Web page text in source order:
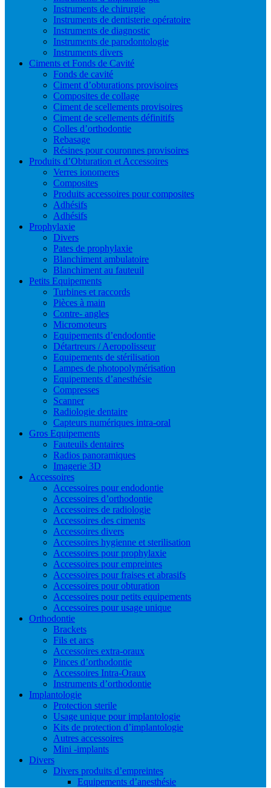
Instruments de chirurgie
Instruments de dentisterie opératoire
Instruments de diagnostic
Instruments de parodontologie
Instruments divers
Ciments et Fonds de Cavité
Fonds de cavité
Ciment d’obturations provisoires
Composites de collage
Ciment de scellements provisoires
Ciment de scellements définitifs
Colles d’orthodontie
Rebasage
Résines pour couronnes provisoires
Produits d’Obturation et Accessoires
Verres ionomeres
Composites
Produits accessoires pour composites
Adhésifs
Adhésifs
Prophylaxie
Divers
Pates de prophylaxie
Blanchiment ambulatoire
Blanchiment au fauteuil
Petits Equipements
Turbines et raccords
Pièces à main
Contre- angles
Micromoteurs
Equipements d’endodontie
Détartreurs / Aeropolisseur
Equipements de stérilisation
Lampes de photopolymérisation
Equipements d’anesthésie
Compresses
Scanner
Radiologie dentaire
Capteurs numériques intra-oral
Gros Equipements
Fauteuils dentaires
Radios panoramiques
Imagerie 3D
Accessoires
Accessoires pour endodontie
Accessoires d’orthodontie
Accessoires de radiologie
Accessoires des ciments
Accessoires divers
Accessoires hygienne et sterilisation
Accessoires pour prophylaxie
Accessoires pour empreintes
Accessoires pour fraises et abrasifs
Accessoires pour obturation
Accessoires pour petits equipements
Accessoires pour usage unique
Orthodontie
Brackets
Fils et arcs
Accessoires extra-oraux
Pinces d’orthodontie
Accessoires Intra-Oraux
Instruments d’orthodontie
Implantologie
Protection sterile
Usage unique pour implantologie
Kits de protection d’implantologie
Autres accessoires
Mini -implants
Divers
Divers produits d’empreintes
Equipements d’anesthésie